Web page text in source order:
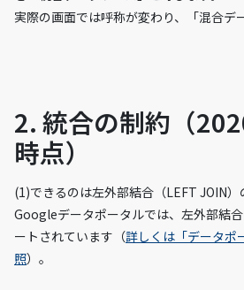
実際の画面では呼称が変わり、「混合デ
2. 統合の制約（
時点）
(1)できるのは左外部結合（LEFT JOIN）
Googleデータポータルでは、左外部結
ートされています（詳しくは「データポ
照）。